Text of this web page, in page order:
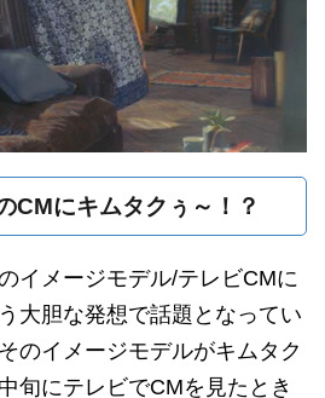
CMにキムタクぅ～！？
イメージモデル/テレビCMに
大胆な発想で話題となってい
のイメージモデルがキムタク
旬にテレビでCMを見たとき